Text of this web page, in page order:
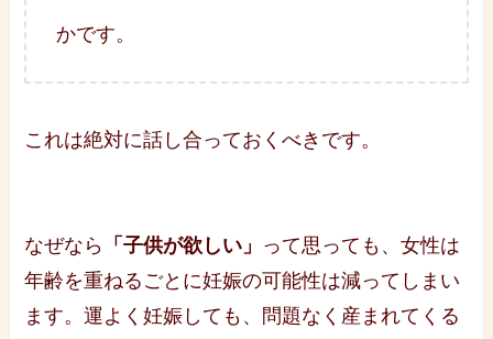
かです。
これは絶対に話し合っておくべきです。
なぜなら 「子供が欲しい」 って思っても、女性は
年齢を重ねるごとに妊娠の可能性は減ってしまい
ます。運よく妊娠しても、問題なく産まれてくる